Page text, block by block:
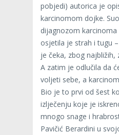
pobjedi) autorica je
karcinomom dojke.
dijagnozom
osjetila je strah i tugu
je čeka, zbog
A zatim je odlučila da
voljeti sebe, a
Bio je to prvi od šest
izlječenju koje je
mnogo snage i
Pavičić Berardini u